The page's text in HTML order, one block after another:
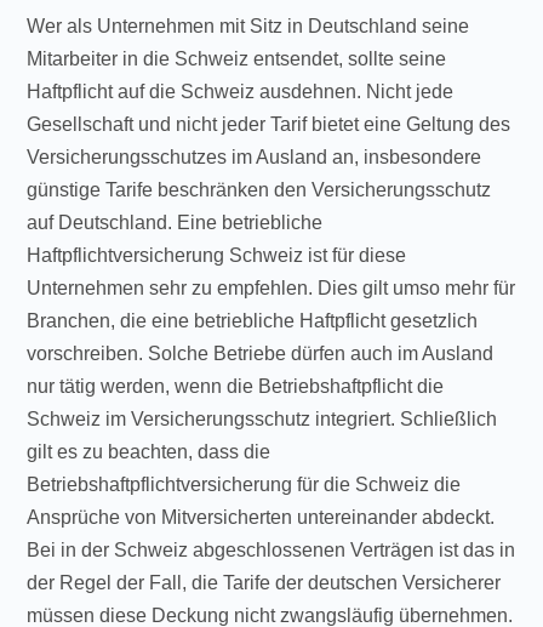
Wer als Unternehmen mit Sitz in Deutschland seine
Mitarbeiter in die Schweiz entsendet, sollte seine
Haftpflicht auf die Schweiz ausdehnen. Nicht jede
Gesellschaft und nicht jeder Tarif bietet eine Geltung des
Versicherungsschutzes im Ausland an, insbesondere
günstige Tarife beschränken den Versicherungsschutz
auf Deutschland. Eine betriebliche
Haftpflichtversicherung Schweiz ist für diese
Unternehmen sehr zu empfehlen. Dies gilt umso mehr für
Branchen, die eine betriebliche Haftpflicht gesetzlich
vorschreiben. Solche Betriebe dürfen auch im Ausland
nur tätig werden, wenn die Betriebshaftpflicht die
Schweiz im Versicherungsschutz integriert. Schließlich
gilt es zu beachten, dass die
Betriebshaftpflichtversicherung für die Schweiz die
Ansprüche von Mitversicherten untereinander abdeckt.
Bei in der Schweiz abgeschlossenen Verträgen ist das in
der Regel der Fall, die Tarife der deutschen Versicherer
müssen diese Deckung nicht zwangsläufig übernehmen.